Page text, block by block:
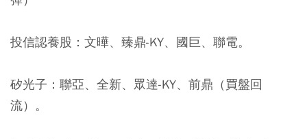
投信認養股：文曄、臻鼎-KY、國巨、聯電。
矽光子：聯亞、全新、眾達-KY、前鼎（買盤回
流）。